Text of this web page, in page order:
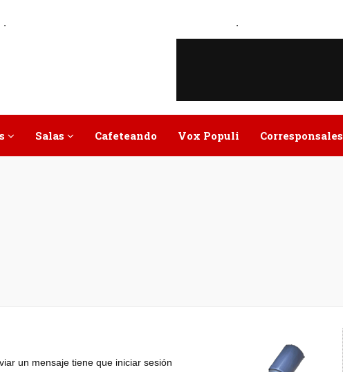
. .
Salas Cafeteando Vox Populi Corresponsales
un mensaje tiene que iniciar sesión